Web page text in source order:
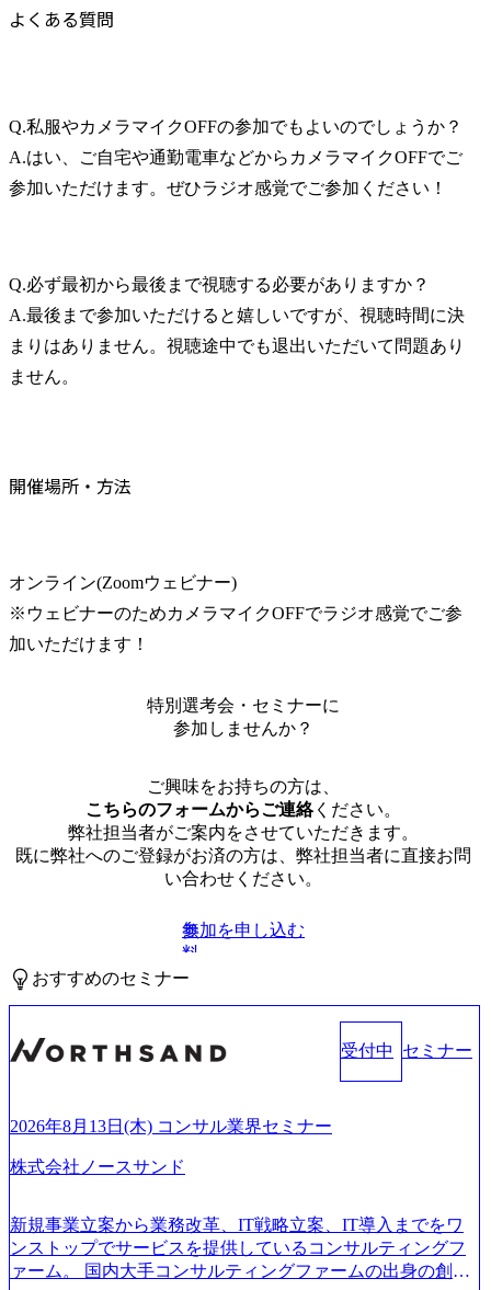
よくある質問
Q.私服やカメラマイクOFFの参加でもよいのでしょうか？
A.はい、ご自宅や通勤電車などからカメラマイクOFFでご
参加いただけます。ぜひラジオ感覚でご参加ください！
Q.必ず最初から最後まで視聴する必要がありますか？
A.最後まで参加いただけると嬉しいですが、視聴時間に決
まりはありません。視聴途中でも退出いただいて問題あり
ません。
開催場所・方法
オンライン(Zoomウェビナー)
※ウェビナーのためカメラマイクOFFでラジオ感覚でご参
加いただけます！
特別選考会・セミナーに
参加しませんか？
ご興味をお持ちの方は、
こちらのフォームからご連絡ください。
弊社担当者がご案内をさせていただきます。
既に弊社へのご登録がお済の方は、弊社担当者に直接お問
い合わせください。
無
料
参加を申し込む
おすすめのセミナー
受付中 セミナー
2026年8月13日(木) コンサル業界セミナー
株式会社ノースサンド
新規事業立案から業務改革、IT戦略立案、IT導入までをワ
ンストップでサービスを提供しているコンサルティングフ
ァーム。 国内大手コンサルティングファームの出身の創業